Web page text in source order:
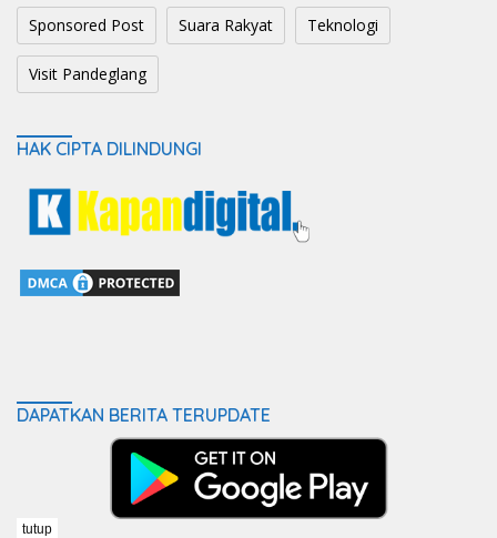
Sponsored Post Suara Rakyat Teknologi
Visit Pandeglang
HAK CIPTA DILINDUNGI
DAPATKAN BERITA TERUPDATE
tutup